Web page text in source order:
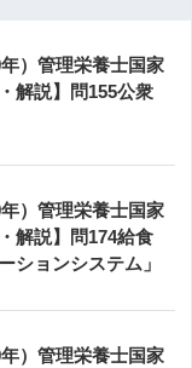
年）管理栄養士国家
解説】問155公衆
年）管理栄養士国家
解説】問174給食
ションシステム」
年）管理栄養士国家